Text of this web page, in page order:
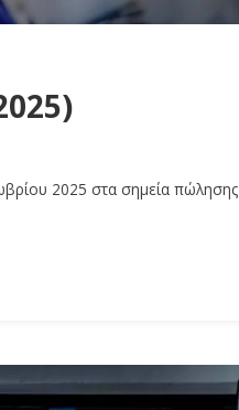
2025 στα σημεία πώλησης